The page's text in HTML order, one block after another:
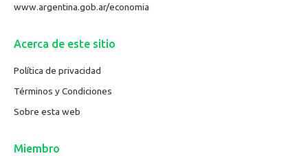
www.argentina.gob.ar/economia
Acerca de este sitio
Política de privacidad
Términos y Condiciones
Sobre esta web
Miembro